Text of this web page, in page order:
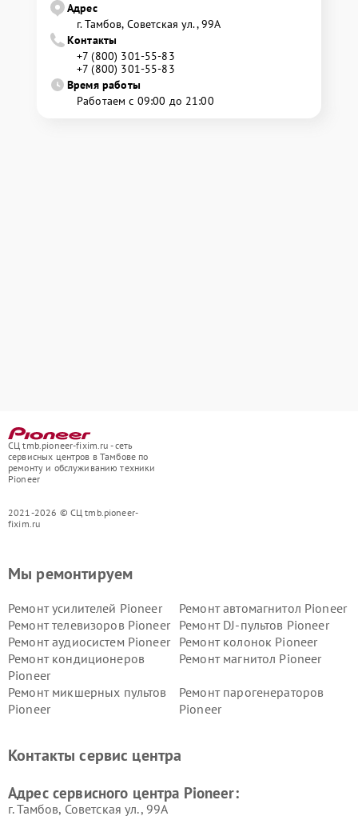
Адрес
г. Тамбов, Советская ул., 99А
Контакты
+7 (800) 301-55-83
+7 (800) 301-55-83
Время работы
Работаем с 09:00 до 21:00
СЦ tmb.pioneer-fixim.ru - сеть
сервисных центров в Тамбове по
ремонту и обслуживанию техники
Pioneer
2021-2026 © СЦ tmb.pioneer-
fixim.ru
Мы ремонтируем
Ремонт усилителей Pioneer
Ремонт автомагнитол Pioneer
Ремонт телевизоров Pioneer
Ремонт DJ-пультов Pioneer
Ремонт аудиосистем Pioneer
Ремонт колонок Pioneer
Ремонт кондиционеров
Pioneer
Ремонт магнитол Pioneer
Ремонт микшерных пультов
Pioneer
Ремонт парогенераторов
Pioneer
Контакты сервис центра
Адрес сервисного центра Pioneer:
г. Тамбов, Советская ул., 99А